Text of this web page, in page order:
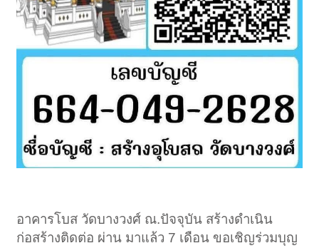
อาคารโบส วัดบางวงศ์ ณ.ปัจจุบัน สร้างดำเนิน
ก่อสร้างติดต่อ ผ่าน มาแล้ว 7 เดือน ขอเชิญร่วมบุญ